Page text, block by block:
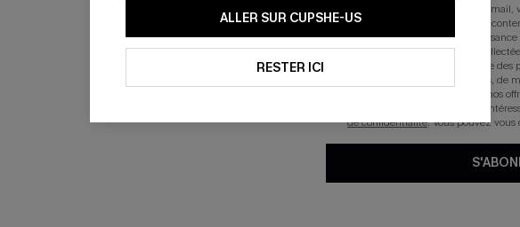
ALLER SUR CUPSHE-US
RESTER ICI
En soumettant votre adresse e-
mails marketing (y compris du
reconnaissez avoir pris connaissance
pouvons utiliser les données
technologies de suivi, telles que
savoir si ceux-ci ont été ouverts, de
personnaliser nos contenus et nos
produits susceptibles de vous
de confidentialité. Vous pouvez